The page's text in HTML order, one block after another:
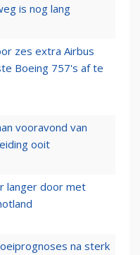
is nog lang
zes extra Airbus
Boeing 757's af te
vooravond van
ooit
langer door met
na sterk